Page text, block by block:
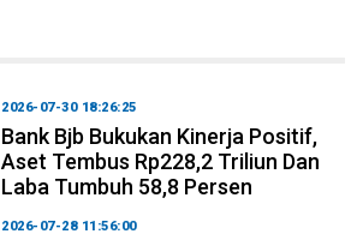
2026-07-30 18:26:25
Bank Bjb Bukukan Kinerja Positif,
Aset Tembus Rp228,2 Triliun Dan
Laba Tumbuh 58,8 Persen
2026-07-28 11:56:00